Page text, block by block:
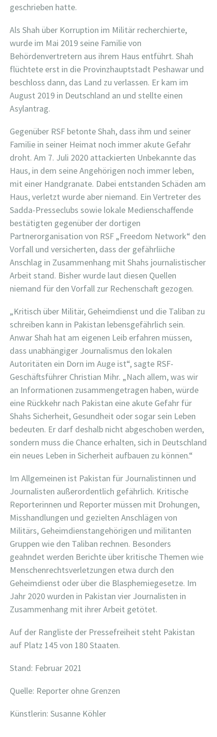
geschrieben hatte.
Als Shah über Korruption im Militär recherchierte,
wurde im Mai 2019 seine Familie von
Behördenvertretern aus ihrem Haus entführt. Shah
flüchtete erst in die Provinzhauptstadt Peshawar und
beschloss dann, das Land zu verlassen. Er kam im
August 2019 in Deutschland an und stellte einen
Asylantrag.
Gegenüber RSF betonte Shah, dass ihm und seiner
Familie in seiner Heimat noch immer akute Gefahr
droht. Am 7. Juli 2020 attackierten Unbekannte das
Haus, in dem seine Angehörigen noch immer leben,
mit einer Handgranate. Dabei entstanden Schäden am
Haus, verletzt wurde aber niemand. Ein Vertreter des
Sadda-Presseclubs sowie lokale Medienschaffende
bestätigten gegenüber der dortigen
Partnerorganisation von RSF „Freedom Network“ den
Vorfall und versicherten, dass der gefährliiche
Anschlag in Zusammenhang mit Shahs journalistischer
Arbeit stand. Bisher wurde laut diesen Quellen
niemand für den Vorfall zur Rechenschaft gezogen.
„Kritisch über Militär, Geheimdienst und die Taliban zu
schreiben kann in Pakistan lebensgefährlich sein.
Anwar Shah hat am eigenen Leib erfahren müssen,
dass unabhängiger Journalismus den lokalen
Autoritäten ein Dorn im Auge ist“, sagte RSF-
Geschäftsführer Christian Mihr. „Nach allem, was wir
an Informationen zusammengetragen haben, würde
eine Rückkehr nach Pakistan eine akute Gefahr für
Shahs Sicherheit, Gesundheit oder sogar sein Leben
bedeuten. Er darf deshalb nicht abgeschoben werden,
sondern muss die Chance erhalten, sich in Deutschland
ein neues Leben in Sicherheit aufbauen zu können.“
Im Allgemeinen ist Pakistan für Journalistinnen und
Journalisten außerordentlich gefährlich. Kritische
Reporterinnen und Reporter müssen mit Drohungen,
Misshandlungen und gezielten Anschlägen von
Militärs, Geheimdienstangehörigen und militanten
Gruppen wie den Taliban rechnen. Besonders
geahndet werden Berichte über kritische Themen wie
Menschenrechtsverletzungen etwa durch den
Geheimdienst oder über die Blasphemiegesetze. Im
Jahr 2020 wurden in Pakistan vier Journalisten in
Zusammenhang mit ihrer Arbeit getötet.
Auf der Rangliste der Pressefreiheit steht Pakistan
auf Platz 145 von 180 Staaten.
Stand: Februar 2021
Quelle: Reporter ohne Grenzen
Künstlerin: Susanne Köhler